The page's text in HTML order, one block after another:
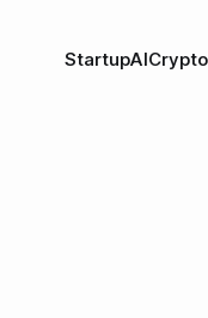
StartupAICrypto